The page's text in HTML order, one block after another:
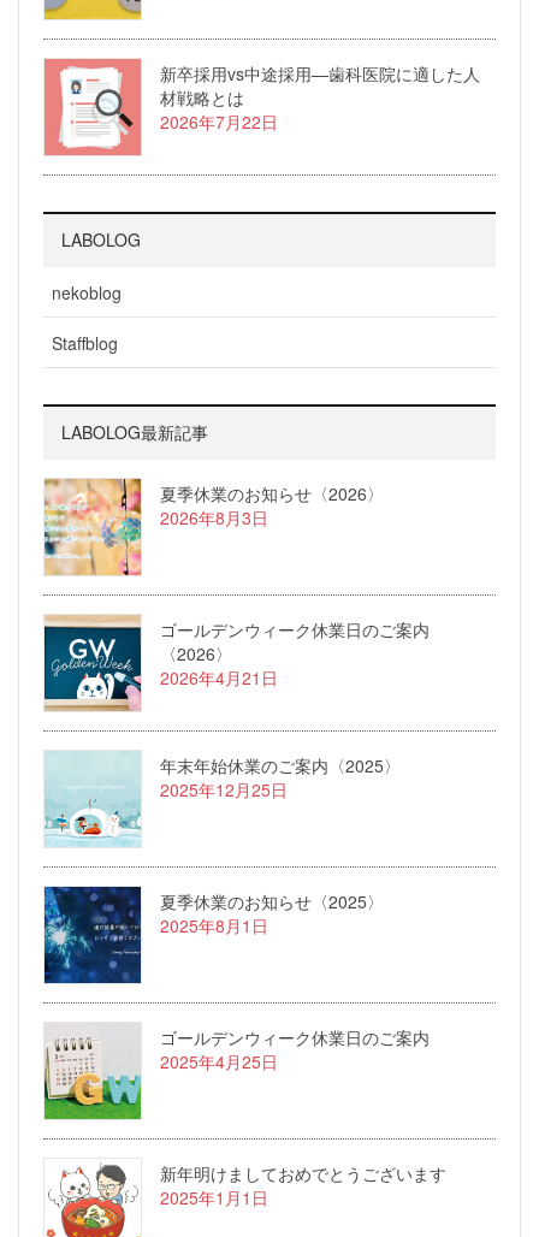
新卒採用vs中途採用—歯科医院に適した人
材戦略とは
2026年7月22日
LABOLOG
nekoblog
Staffblog
LABOLOG最新記事
夏季休業のお知らせ〈2026〉
2026年8月3日
ゴールデンウィーク休業日のご案内
〈2026〉
2026年4月21日
年末年始休業のご案内〈2025〉
2025年12月25日
夏季休業のお知らせ〈2025〉
2025年8月1日
ゴールデンウィーク休業日のご案内
2025年4月25日
新年明けましておめでとうございます
2025年1月1日